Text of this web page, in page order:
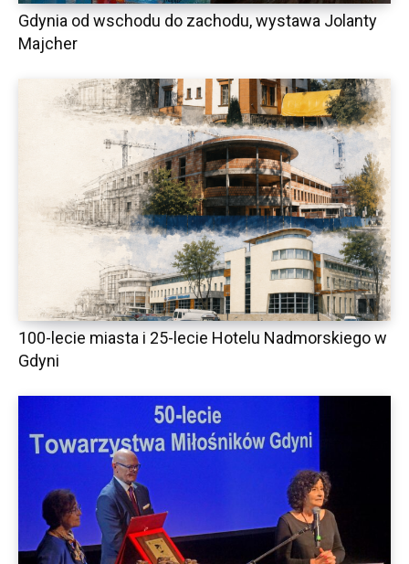
Gdynia od wschodu do zachodu, wystawa Jolanty
Majcher
100-lecie miasta i 25-lecie Hotelu Nadmorskiego w
Gdyni